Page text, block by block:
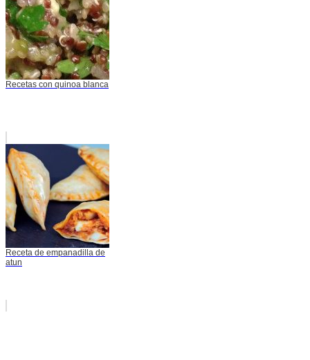
Recetas con quinoa blanca
Receta de empanadilla de
atun